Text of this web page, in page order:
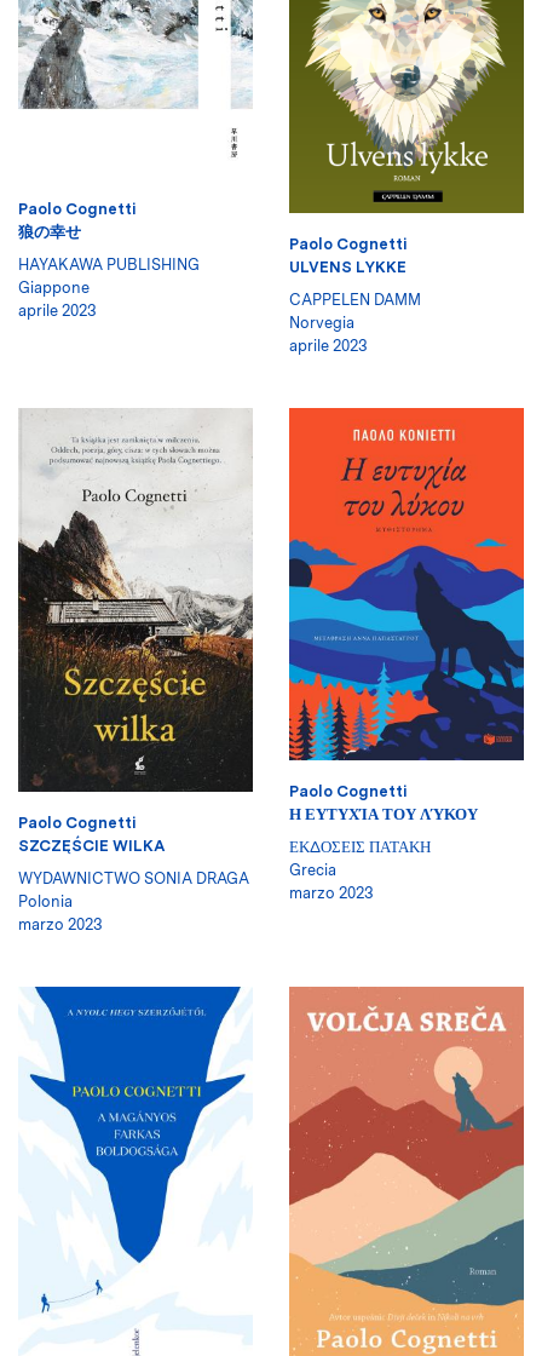
Paolo Cognetti
狼の幸せ
HAYAKAWA PUBLISHING
Giappone
aprile 2023
Paolo Cognetti
ULVENS LYKKE
CAPPELEN DAMM
Norvegia
aprile 2023
Paolo Cognetti
SZCZĘŚCIE WILKA
WYDAWNICTWO SONIA DRAGA
Polonia
marzo 2023
Paolo Cognetti
Η ΕΥΤΥΧΊΑ ΤΟΥ ΛΎΚΟΥ
ΕΚΔΟΣΕΙΣ ΠΑΤΑΚΗ
Grecia
marzo 2023